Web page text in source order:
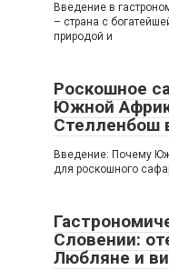
Введение в
– страна с
природой и
Роскошное
Южной
Стелленбош
Введение: Почему
для роскошного
Словении:
Любляне и